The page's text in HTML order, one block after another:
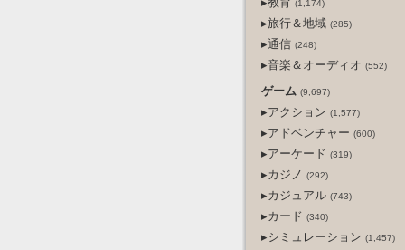
(1,174)
▸旅行＆地域 (285)
▸通信 (248)
▸音楽＆オーディオ (552)
ゲーム (9,697)
▸アクション (1,577)
▸アドベンチャー (600)
▸アーケード (319)
▸カジノ (292)
▸カジュアル (743)
▸カード (340)
▸シミュレーション (1,457)